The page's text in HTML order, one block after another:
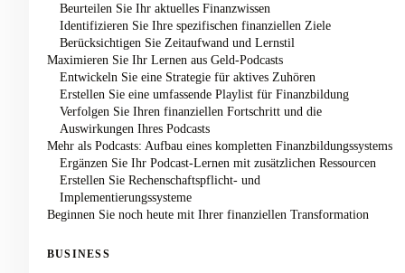
Beurteilen Sie Ihr aktuelles Finanzwissen
Identifizieren Sie Ihre spezifischen finanziellen Ziele
Berücksichtigen Sie Zeitaufwand und Lernstil
Maximieren Sie Ihr Lernen aus Geld-Podcasts
Entwickeln Sie eine Strategie für aktives Zuhören
Erstellen Sie eine umfassende Playlist für Finanzbildung
Verfolgen Sie Ihren finanziellen Fortschritt und die
Auswirkungen Ihres Podcasts
Mehr als Podcasts: Aufbau eines kompletten Finanzbildungssystems
Ergänzen Sie Ihr Podcast-Lernen mit zusätzlichen Ressourcen
Erstellen Sie Rechenschaftspflicht- und
Implementierungssysteme
Beginnen Sie noch heute mit Ihrer finanziellen Transformation
BUSINESS